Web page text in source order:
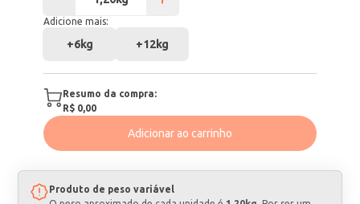
Adicione mais:
+6kg +12kg
Resumo da compra:
R$ 0,00
Adicionar ao carrinho
Produto de peso variável